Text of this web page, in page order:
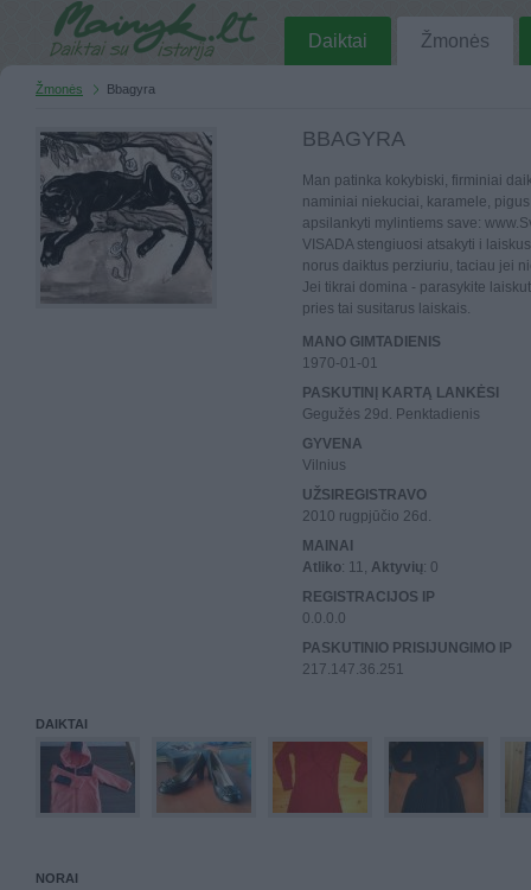
Daiktai Žmonės
Žmonės Bbagyra
BBAGYRA
Man patinka kokybiski, firminiai
naminiai niekuciai, karamele,
apsilankyti mylintiems save:
VISADA stengiuosi atsakyti i
norus daiktus perziuriu, taciau jei
Jei tikrai domina - parasykite
pries tai susitarus laiskais.
MANO GIMTADIENIS
1970-01-01
PASKUTINĮ KARTĄ LANKĖSI
Gegužės 29d. Penktadienis
GYVENA
Vilnius
UŽSIREGISTRAVO
2010 rugpjūčio 26d.
MAINAI
Atliko: 11, Aktyvių: 0
REGISTRACIJOS IP
0.0.0.0
PASKUTINIO PRISIJUNGIMO IP
217.147.36.251
DAIKTAI
NORAI